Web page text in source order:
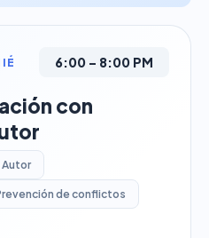
6:00 – 8:00 PM
con
Autor
de conflictos